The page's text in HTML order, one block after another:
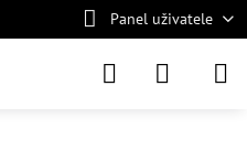
Panel uživatele